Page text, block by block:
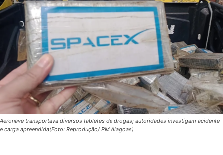
Aeronave transportava diversos tabletes de drogas; autoridades investigam acidente
e carga apreendida(Foto: Reprodução/ PM Alagoas)